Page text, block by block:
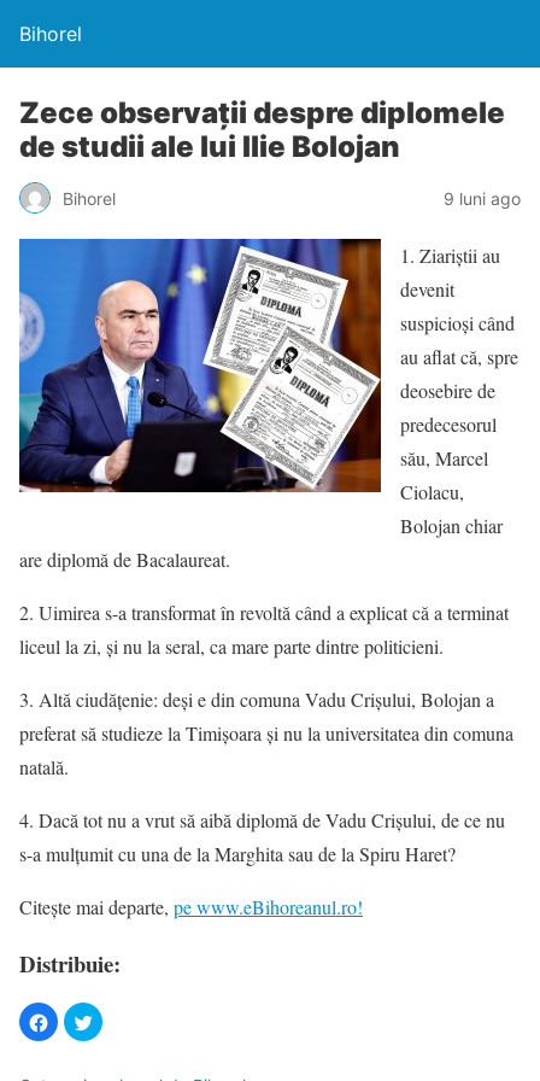
Bihorel
Zece observații despre diplomele
de studii ale lui Ilie Bolojan
Bihorel 9 luni ago
1. Ziariștii au
devenit
suspicioși când
au aflat că, spre
deosebire de
predecesorul
său, Marcel
Ciolacu,
Bolojan chiar
are diplomă de Bacalaureat.
2. Uimirea s-a transformat în revoltă când a explicat că a terminat
liceul la zi, și nu la seral, ca mare parte dintre politicieni.
3. Altă ciudățenie: deși e din comuna Vadu Crișului, Bolojan a
preferat să studieze la Timișoara și nu la universitatea din comuna
natală.
4. Dacă tot nu a vrut să aibă diplomă de Vadu Crișului, de ce nu
s-a mulțumit cu una de la Marghita sau de la Spiru Haret?
Citește mai departe, pe www.eBihoreanul.ro!
Distribuie: